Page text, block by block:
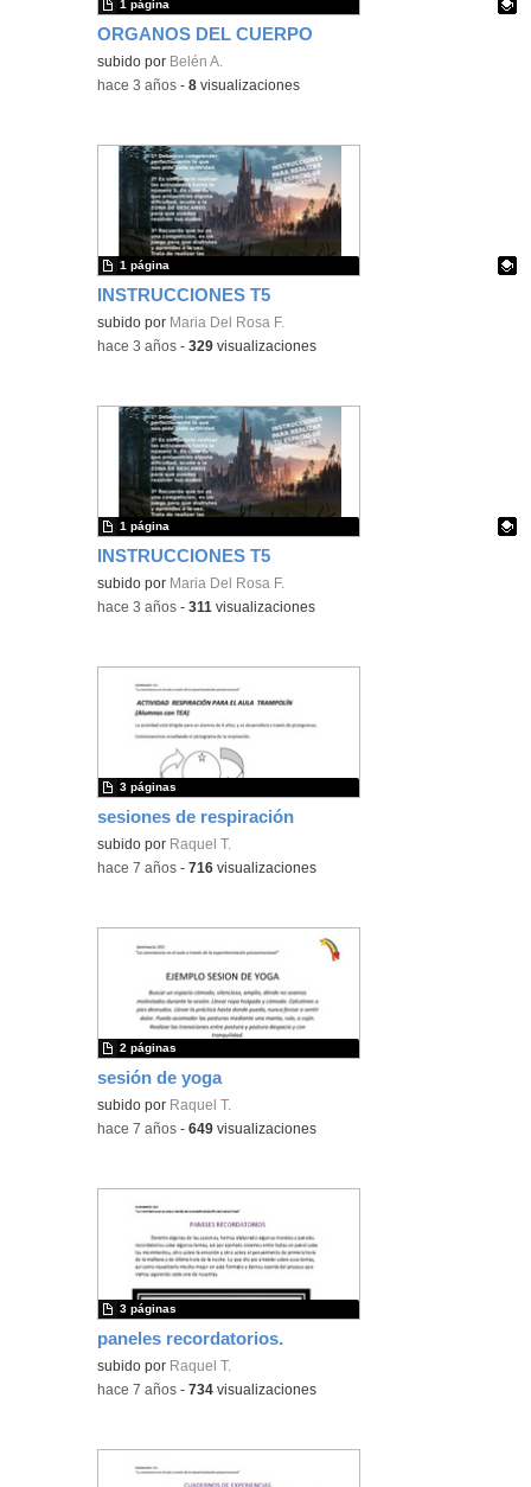
ORGANOS DEL CUERPO
Contenido educativo.
subido por Belén A.
1 página
-hace 3 años -8 visualizaciones
INSTRUCCIONES T5
Contenido educativo.
subido por Maria Del Rosa F.
1 página
-hace 3 años -329 visualizaciones
INSTRUCCIONES T5
Contenido educativo.
subido por Maria Del Rosa F.
1 página
-hace 3 años -311 visualizaciones
sesiones de respiración
subido por Raquel T.
3 páginas
-hace 7 años -716 visualizaciones
sesión de yoga
subido por Raquel T.
2 páginas
-hace 7 años -649 visualizaciones
paneles recordatorios.
subido por Raquel T.
3 páginas
-hace 7 años -734 visualizaciones